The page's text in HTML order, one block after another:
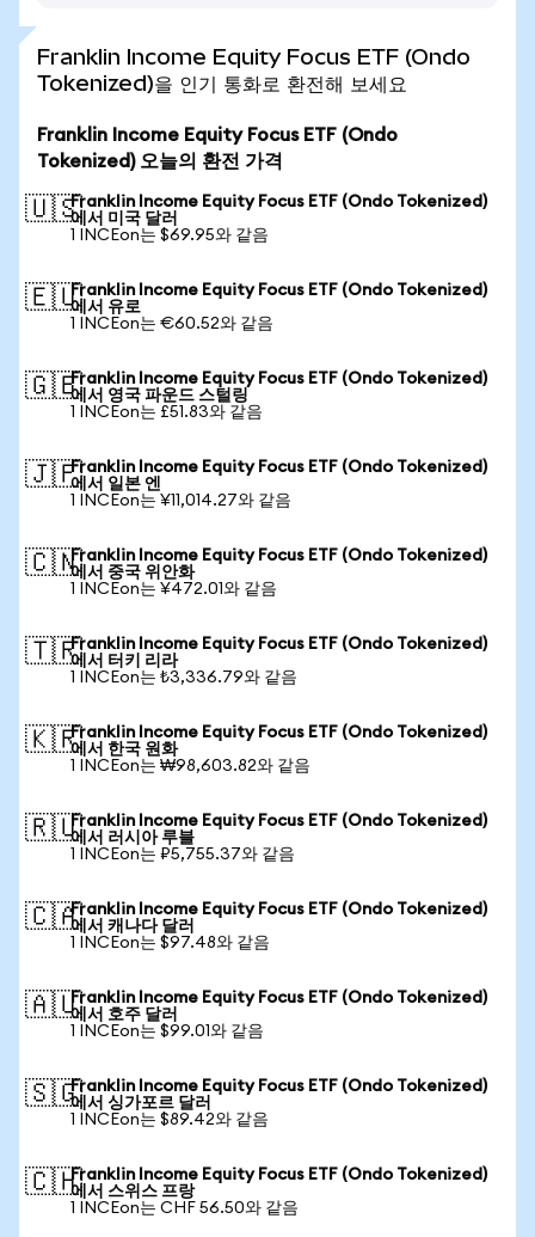
Franklin Income Equity Focus ETF (Ondo
Tokenized)을 인기 통화로 환전해 보세요
Franklin Income Equity Focus ETF (Ondo
Tokenized) 오늘의 환전 가격
🇺🇸Franklin Income Equity Focus ETF (Ondo Tokenized)
에서 미국 달러
1 INCEon는 $69.95와 같음
🇪🇺Franklin Income Equity Focus ETF (Ondo Tokenized)
에서 유로
1 INCEon는 €60.52와 같음
🇬🇧Franklin Income Equity Focus ETF (Ondo Tokenized)
에서 영국 파운드 스털링
1 INCEon는 £51.83와 같음
🇯🇵Franklin Income Equity Focus ETF (Ondo Tokenized)
에서 일본 엔
1 INCEon는 ¥11,014.27와 같음
🇨🇳Franklin Income Equity Focus ETF (Ondo Tokenized)
에서 중국 위안화
1 INCEon는 ¥472.01와 같음
🇹🇷Franklin Income Equity Focus ETF (Ondo Tokenized)
에서 터키 리라
1 INCEon는 ₺3,336.79와 같음
🇰🇷Franklin Income Equity Focus ETF (Ondo Tokenized)
에서 한국 원화
1 INCEon는 ₩98,603.82와 같음
🇷🇺Franklin Income Equity Focus ETF (Ondo Tokenized)
에서 러시아 루블
1 INCEon는 ₽5,755.37와 같음
🇨🇦Franklin Income Equity Focus ETF (Ondo Tokenized)
에서 캐나다 달러
1 INCEon는 $97.48와 같음
🇦🇺Franklin Income Equity Focus ETF (Ondo Tokenized)
에서 호주 달러
1 INCEon는 $99.01와 같음
🇸🇬Franklin Income Equity Focus ETF (Ondo Tokenized)
에서 싱가포르 달러
1 INCEon는 $89.42와 같음
🇨🇭Franklin Income Equity Focus ETF (Ondo Tokenized)
에서 스위스 프랑
1 INCEon는 CHF 56.50와 같음